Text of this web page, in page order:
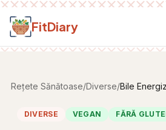
Salt la conținut
FitDiary
Rețete Sănătoase/Diverse/Bile
DIVERSE VEGAN FĂRĂ